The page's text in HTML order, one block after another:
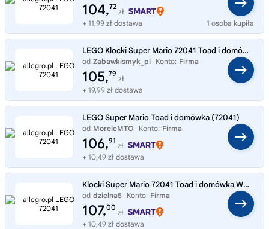
104,72
zł
+ 11,99 zł dostawa
1 osoba kupiła
LEGO Klocki Super Mario 72041 Toad i domówka
od Zabawkismyk_pl Konto: Firma
105,79
zł
+ 19,99 zł dostawa
LEGO Super Mario Toad i domówka (72041)
od MoreleMTO Konto: Firma
106,91
zł
+ 10,49 zł dostawa
Klocki Super Mario 72041 Toad i domówka WND D5
od dzielna5 Konto: Firma
107,00
zł
+ 10,49 zł dostawa